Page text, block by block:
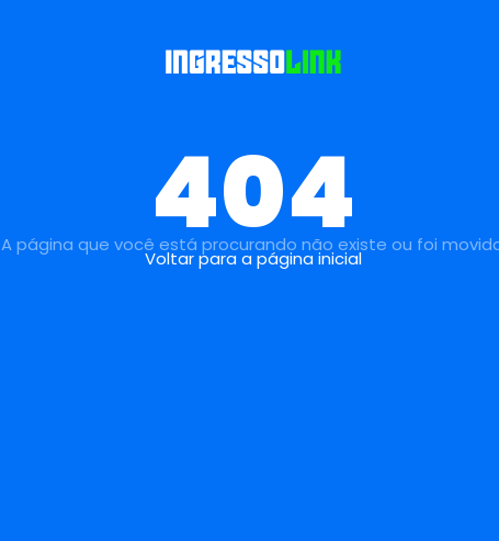
404
A página que você está procurando não existe ou foi
Voltar para a página inicial